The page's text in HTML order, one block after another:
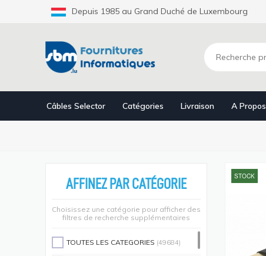
Depuis 1985 au Grand Duché de Luxembourg
Câbles Selector Catégories Livraison A Propos
AFFINEZ PAR CATÉGORIE
Choisissez une catégorie pour afficher des
filtres de recherche supplémentaires
TOUTES LES CATEGORIES (49684)
STOCK